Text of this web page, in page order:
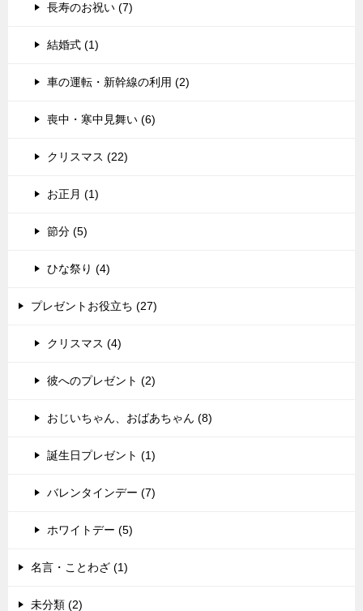
長寿のお祝い (7)
結婚式 (1)
車の運転・新幹線の利用 (2)
喪中・寒中見舞い (6)
クリスマス (22)
お正月 (1)
節分 (5)
ひな祭り (4)
プレゼントお役立ち (27)
クリスマス (4)
彼へのプレゼント (2)
おじいちゃん、おばあちゃん (8)
誕生日プレゼント (1)
バレンタインデー (7)
ホワイトデー (5)
名言・ことわざ (1)
未分類 (2)